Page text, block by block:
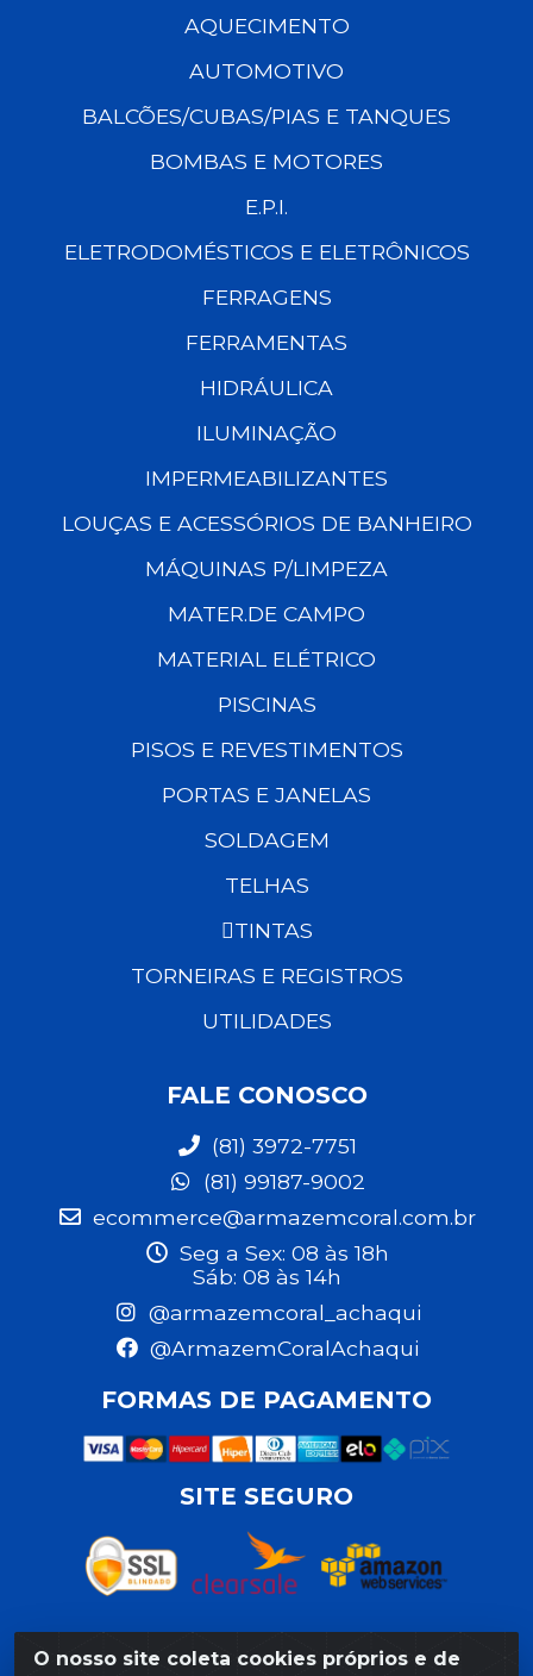
O nosso site coleta cookies próprios e de
AQUECIMENTO
AUTOMOTIVO
BALCÕES/CUBAS/PIAS E TANQUES
BOMBAS E MOTORES
E.P.I.
ELETRODOMÉSTICOS E ELETRÔNICOS
FERRAGENS
FERRAMENTAS
HIDRÁULICA
ILUMINAÇÃO
IMPERMEABILIZANTES
LOUÇAS E ACESSÓRIOS DE BANHEIRO
MÁQUINAS P/LIMPEZA
MATER.DE CAMPO
MATERIAL ELÉTRICO
PISCINAS
PISOS E REVESTIMENTOS
PORTAS E JANELAS
SOLDAGEM
TELHAS
TINTAS
TORNEIRAS E REGISTROS
UTILIDADES
FALE CONOSCO
(81) 3972-7751
(81) 99187-9002
ecommerce@armazemcoral.com.br
Seg a Sex: 08 às 18h
Sáb: 08 às 14h
@armazemcoral_achaqui
@ArmazemCoralAchaqui
FORMAS DE PAGAMENTO
SITE SEGURO